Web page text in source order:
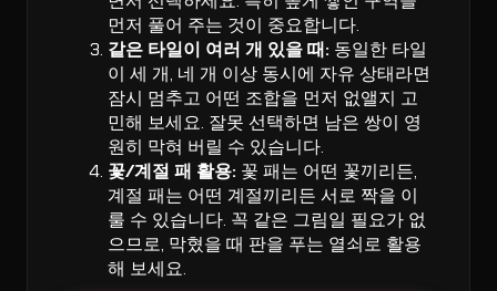
먼저 풀어 주는 것이 중요합니다.
같은 타일이 여러 개 있을 때: 동일한 타일
이 세 개, 네 개 이상 동시에 자유 상태라면
잠시 멈추고 어떤 조합을 먼저 없앨지 고
민해 보세요. 잘못 선택하면 남은 쌍이 영
원히 막혀 버릴 수 있습니다.
꽃/계절 패 활용: 꽃 패는 어떤 꽃끼리든,
계절 패는 어떤 계절끼리든 서로 짝을 이
룰 수 있습니다. 꼭 같은 그림일 필요가 없
으므로, 막혔을 때 판을 푸는 열쇠로 활용
해 보세요.